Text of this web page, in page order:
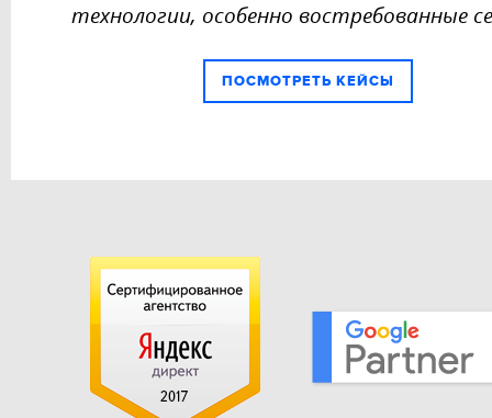
технологии, особенно востребованные
ПОСМОТРЕТЬ КЕЙСЫ